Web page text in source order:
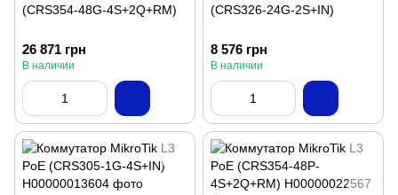
(CRS354-48G-4S+2Q+RM)
26 871 грн
В наличии
(CRS326-24G-2S+IN)
8 576 грн
В наличии